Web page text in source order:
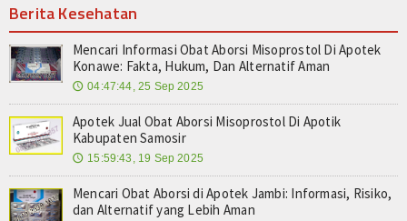
Berita Kesehatan
Mencari Informasi Obat Aborsi Misoprostol Di Apotek
Konawe: Fakta, Hukum, Dan Alternatif Aman
🕔 04:47:44, 25 Sep 2025
Apotek Jual Obat Aborsi Misoprostol Di Apotik
Kabupaten Samosir
🕔 15:59:43, 19 Sep 2025
Mencari Obat Aborsi di Apotek Jambi: Informasi, Risiko,
dan Alternatif yang Lebih Aman